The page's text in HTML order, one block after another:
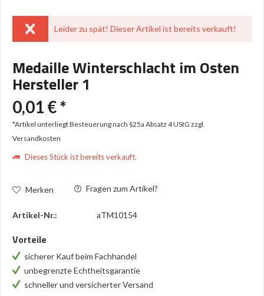
Leider zu spät! Dieser Artikel ist bereits verkauft!
Medaille Winterschlacht im Osten
Hersteller 1
0,01 € *
*Artikel unterliegt Besteuerung nach §25a Absatz 4 UStG zzgl.
Versandkosten
Dieses Stück ist bereits verkauft.
Merken Fragen zum Artikel?
Artikel-Nr.: aTM10154
Vorteile
sicherer Kauf beim Fachhandel
unbegrenzte Echtheitsgarantie
schneller und versicherter Versand